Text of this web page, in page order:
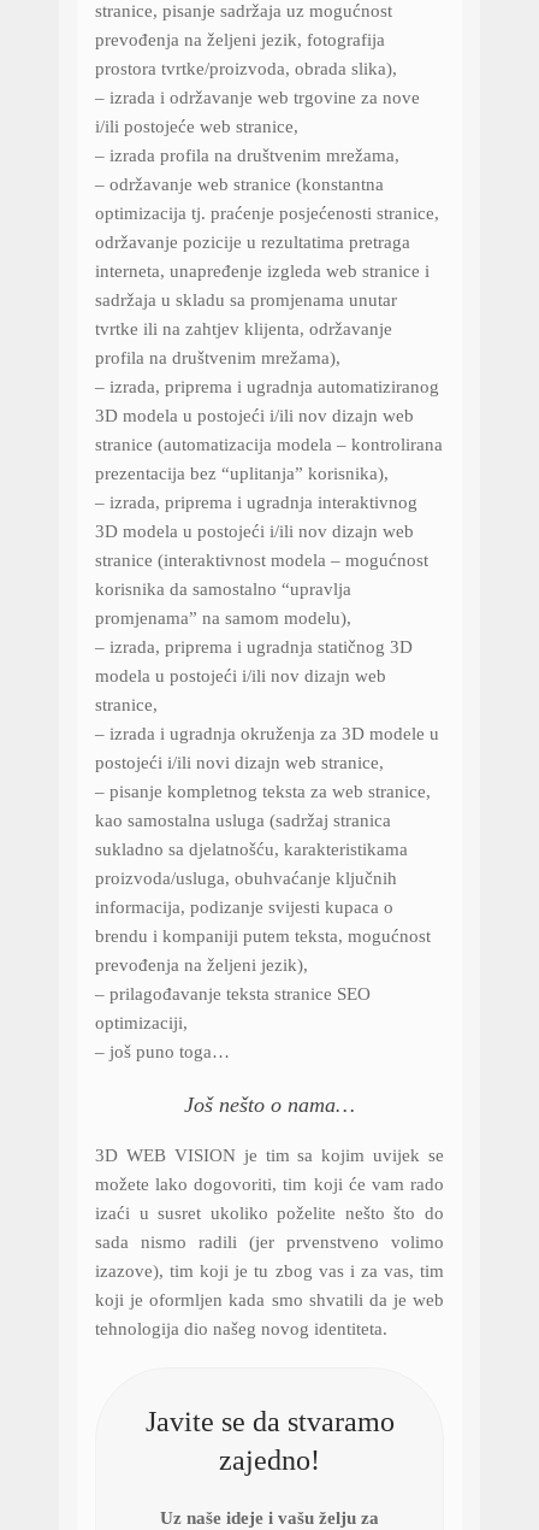
stranice, pisanje sadržaja uz mogućnost
prevođenja na željeni jezik, fotografija
prostora tvrtke/proizvoda, obrada slika),
– izrada i održavanje web trgovine za nove
i/ili postojeće web stranice,
– izrada profila na društvenim mrežama,
– održavanje web stranice (konstantna
optimizacija tj. praćenje posjećenosti stranice,
održavanje pozicije u rezultatima pretraga
interneta, unapređenje izgleda web stranice i
sadržaja u skladu sa promjenama unutar
tvrtke ili na zahtjev klijenta, održavanje
profila na društvenim mrežama),
– izrada, priprema i ugradnja automatiziranog
3D modela u postojeći i/ili nov dizajn web
stranice (automatizacija modela – kontrolirana
prezentacija bez “uplitanja” korisnika),
– izrada, priprema i ugradnja interaktivnog
3D modela u postojeći i/ili nov dizajn web
stranice (interaktivnost modela – mogućnost
korisnika da samostalno “upravlja
promjenama” na samom modelu),
– izrada, priprema i ugradnja statičnog 3D
modela u postojeći i/ili nov dizajn web
stranice,
– izrada i ugradnja okruženja za 3D modele u
postojeći i/ili novi dizajn web stranice,
– pisanje kompletnog teksta za web stranice,
kao samostalna usluga (sadržaj stranica
sukladno sa djelatnošću, karakteristikama
proizvoda/usluga, obuhvaćanje ključnih
informacija, podizanje svijesti kupaca o
brendu i kompaniji putem teksta, mogućnost
prevođenja na željeni jezik),
– prilagođavanje teksta stranice SEO
optimizaciji,
– još puno toga…
Još nešto o nama…
3D WEB VISION je tim sa kojim uvijek se
možete lako dogovoriti, tim koji će vam rado
izaći u susret ukoliko poželite nešto što do
sada nismo radili (jer prvenstveno volimo
izazove), tim koji je tu zbog vas i za vas, tim
koji je oformljen kada smo shvatili da je web
tehnologija dio našeg novog identiteta.
Javite se da stvaramo
zajedno!
Uz naše ideje i vašu želju za